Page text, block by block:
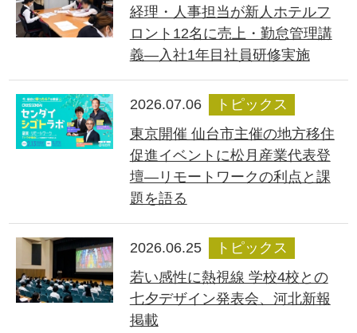
経理・人事担当が新人ホテルフ
ロント12名に売上・勤怠管理講
義―入社1年目社員研修実施
2026.07.06
トピックス
東京開催 仙台市主催の地方移住
促進イベントに松月産業代表登
壇―リモートワークの利点と課
題を語る
2026.06.25
トピックス
若い感性に熱視線 学校4校との
七夕デザイン発表会、河北新報
掲載